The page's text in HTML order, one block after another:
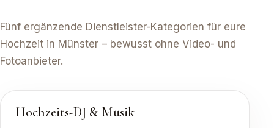
Fünf ergänzende Dienstleister-Kategorien für eure
Hochzeit in Münster – bewusst ohne Video- und
Fotoanbieter.
Hochzeits-DJ & Musik